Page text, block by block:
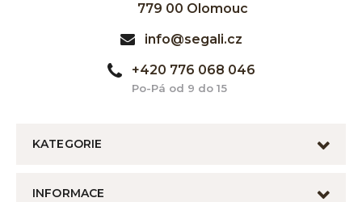
779 00 Olomouc
info@segali.cz
+420 776 068 046
Po-Pá od 9 do 15
KATEGORIE
INFORMACE